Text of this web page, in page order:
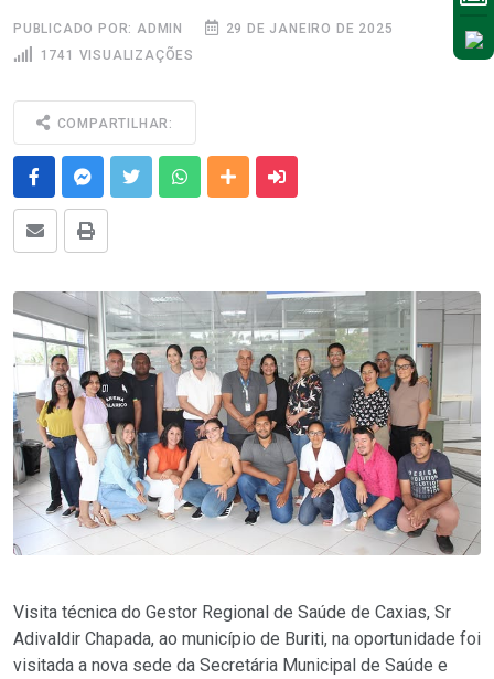
PUBLICADO POR: ADMIN
29 DE JANEIRO DE 2025
1741 VISUALIZAÇÕES
COMPARTILHAR:
FacebookMessenger
Twitter WhatsappOutras Mídias
E-mail
Visita técnica do Gestor Regional de Saúde de Caxias, Sr
Adivaldir Chapada, ao município de Buriti, na oportunidade foi
visitada a nova sede da Secretária Municipal de Saúde e